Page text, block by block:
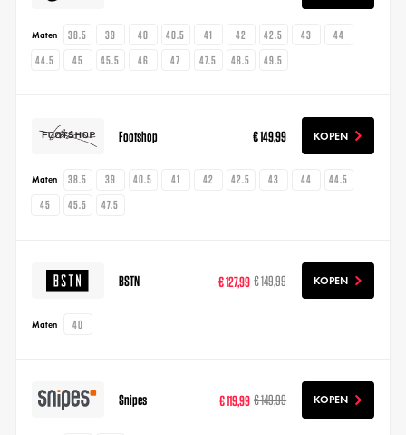
Maten 38.5 39 40 40.5 41 42 42.5 43
44
44.5
45 45.5 46 47 47.5 48.5 49.5
Footshop € 149,99 KOPEN
Maten 38.5 39 40.5 41 42 42.5 43 44
44.5
45
45.5 47.5
BSTN € 127,99 € 149,99 KOPEN
Maten 40
Snipes € 119,99 € 149,99 KOPEN